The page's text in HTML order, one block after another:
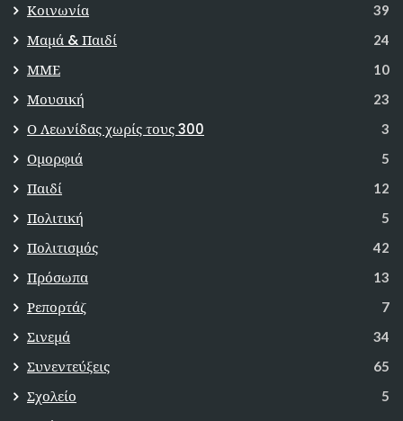
Κοινωνία 39
Μαμά & Παιδί 24
ΜΜΕ 10
Μουσική 23
Ο Λεωνίδας χωρίς τους 300 3
Ομορφιά 5
Παιδί 12
Πολιτική 5
Πολιτισμός 42
Πρόσωπα 13
Ρεπορτάζ 7
Σινεμά 34
Συνεντεύξεις 65
Σχολείο 5